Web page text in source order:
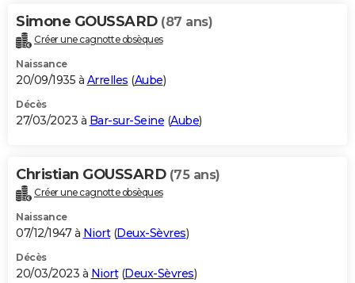
Simone GOUSSARD (87 ans)
Créer une cagnotte obsèques
Naissance
20/09/1935 à Arrelles (Aube)
Décès
27/03/2023 à Bar-sur-Seine (Aube)
Christian GOUSSARD (75 ans)
Créer une cagnotte obsèques
Naissance
07/12/1947 à Niort(Deux-Sèvres)
Décès
20/03/2023 à Niort(Deux-Sèvres)